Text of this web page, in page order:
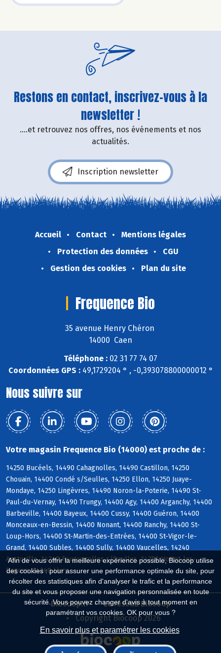
Afin de vous offrir la meilleure expérience possible, Biocoop utilise
des cookies : pour assurer une performance optimale du site, pour
récolter des statistiques afin d'analyser le trafic et la performance
du site et vous proposer une navigation personnalisée en toute
sécurité. Vous pouvez changer d'avis à tout moment en
paramétrant vos cookies. OK pour vous ?
En savoir plus et paramétrer les cookies
Restons en contact, inscrivez-vous à la
newsletter !
....et retrouvez nos offres, nos événements et nos
actualités.
Inscription newsletter
Accueil Contact
Mentions légales
Protection des données
CGU
Gestion des cookies
Plan du site
Frequence Bio
35 avenue Henry Chéron
14000 Caen
Téléphone : 02 31 77 74 07
Coordonnées GPS :49,1729204 ° , -0,393078800000012 °
Nous suivre sur
Votre magasin Frequence Bio (14000) est proche de :
14250 Bucéels, 14490 Cahagnolles, 14490 Castillon, 14250
Chouain, 14400 Condé s/Seulles, 14250 Ellon, 14250 Juaye-
Mondaye, 14250 Lingèvres, 14490 Noron-la-Poterie, 14490 St-
Paul-du-Vernay, 14490 Trungy, 14400 Agy, 14400 Arganchy, 14400
Barbeville, 14400 Bayeux, 14400 Cussy, 14400 Guéron, 14400
Monceaux-en-Bessin, 14400 Nonant, 14400 Ranchy, 14400 St-
Loup-Hors, 14400 St-Martin-des-Entrées, 14400 St-Vigor-le-
Grand, 14400 Subles, 14400 Sully, 14400 Vaucelles, 14240
Anctoville, 14240 Feuguerolles s/Seulles, 14250 Hottot-les-
Bagues, 14240 Livry
Biocoop.fr
Le réseau Biocoop
Copyright Biocoop 2026